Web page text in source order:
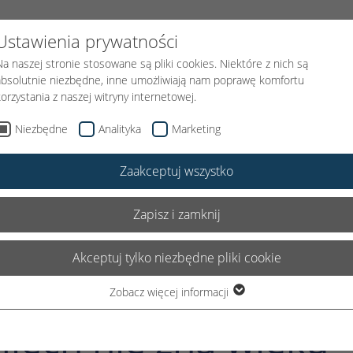
2019
nie zna wieku
prywatności
naszej stronie stosowane są pliki cookies. Niektóre z nich są
niezbędne, inne umożliwiają nam poprawę komfortu
z naszej witryny internetowej.
Niezbędne Analityka Marketing
Zaakceptuj wszystko
Zapisz i zamknij
Akceptuj tylko niezbędne pliki cookie
Zobacz więcej informacji